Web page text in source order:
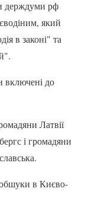
держдуми рф
який
в законі" та
включені до
Латвії
і громадяни
в Києво-